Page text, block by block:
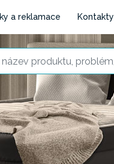
a reklamace Kontakty